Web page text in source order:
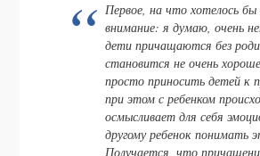
Первое, на что хотелось
внимание: я думаю, очень
дети причащаются без
становится не очень
просто приносить детей к
при этом с ребенком
осмысливает для себя
другому ребенок
Получается, что